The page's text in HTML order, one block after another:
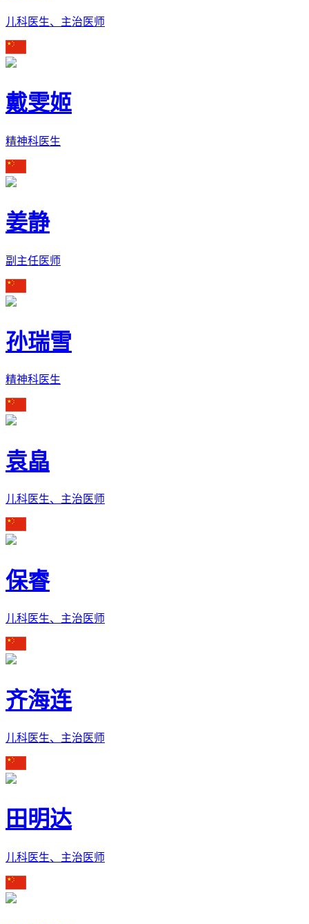
儿科医生、主治医师
戴雯姬
精神科医生
姜静
副主任医师
孙瑞雪
精神科医生
袁皛
儿科医生、主治医师
保睿
儿科医生、主治医师
齐海连
儿科医生、主治医师
田明达
儿科医生、主治医师